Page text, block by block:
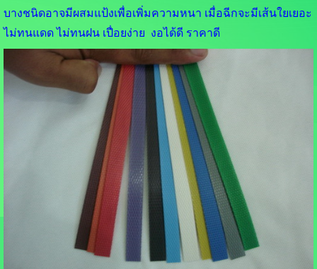
บางชนิดอาจมีผสมแป้งเพื่อเพิ่มความหนา เมื่อฉีกจะมีเส้นใยเยอะ
ไม่ทนแดด ไม่ทนฝน เปื่อยง่าย งอได้ดี ราคาดี